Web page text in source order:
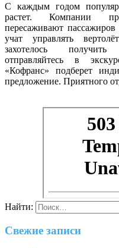
С каждым годом
растет. Компании
пересаживают
учат управлять
захотелось получить
отправляйтесь в
«Кофранс» подберет
предложение. Приятного
Найти:
Свежие записи